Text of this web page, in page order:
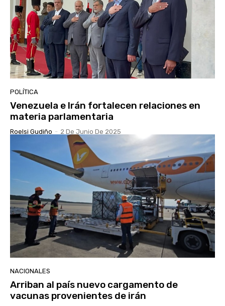
POLÍTICA
Venezuela e Irán fortalecen relaciones en
materia parlamentaria
Roelsi Gudiño - 2 De Junio De 2025
NACIONALES
Arriban al país nuevo cargamento de
vacunas provenientes de irán